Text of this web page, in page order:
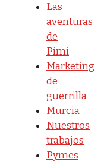
Las
aventuras
de
Pimi
Marketing
de
guerrilla
Murcia
Nuestros
trabajos
Pymes